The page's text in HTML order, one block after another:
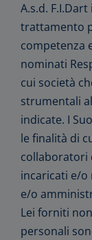
A.s.d.
trattamento
competenza
nominati
cui società
strumentali
indicate. I
le finalità di
collaboratori
incaricati e/
e/o
Lei forniti
personali